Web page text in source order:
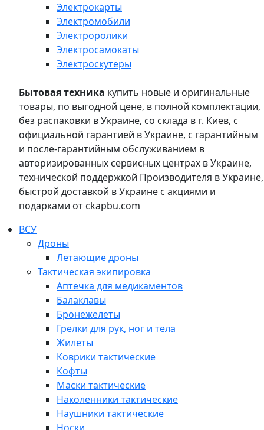
Электрокарты
Электромобили
Электроролики
Электросамокаты
Электроскутеры
Бытовая техника купить новые и оригинальные
товары, по выгодной цене, в полной комплектации,
без распаковки в Украине, со склада в г. Киев, с
официальной гарантией в Украине, с гарантийным
и после-гарантийным обслуживанием в
авторизированных сервисных центрах в Украине,
технической поддержкой Производителя в Украине,
быстрой доставкой в Украине с акциями и
подарками от ckapbu.com
ВСУ
Дроны
Летающие дроны
Тактическая экипировка
Аптечка для медикаментов
Балаклавы
Бронежелеты
Грелки для рук, ног и тела
Жилеты
Коврики тактические
Кофты
Маски тактические
Наколенники тактические
Наушники тактические